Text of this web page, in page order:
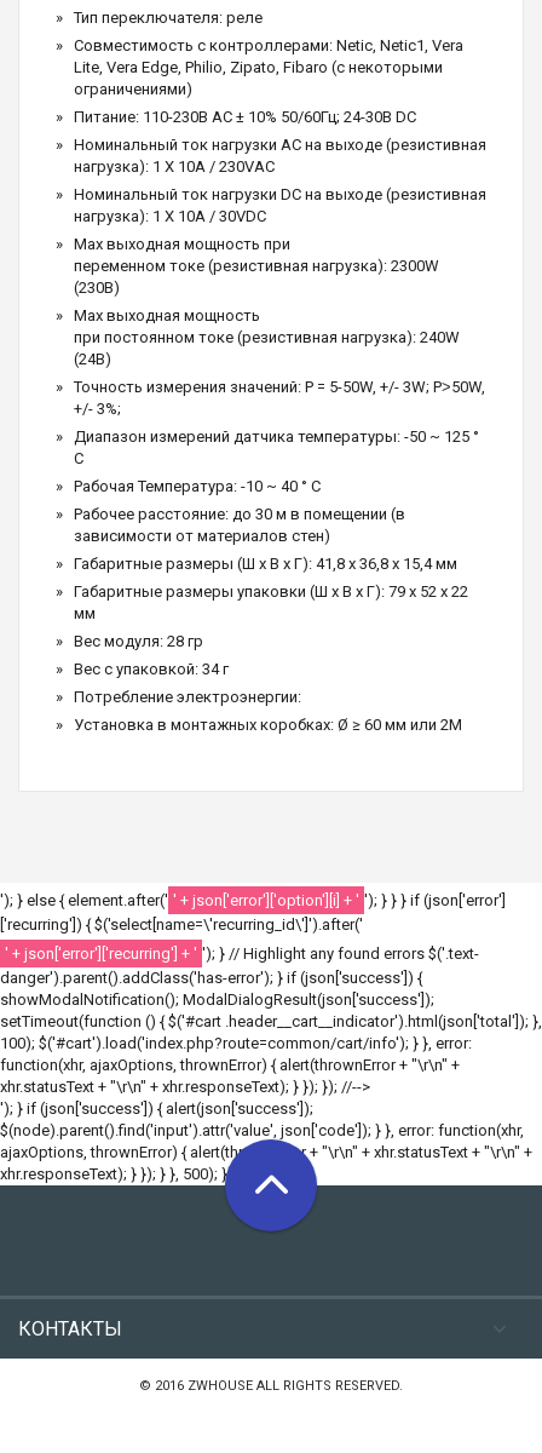
Тип переключателя: реле
Совместимость с контроллерами: Netic, Netic1, Vera
Lite, Vera Edge, Philio, Zipato, Fibaro (с некоторыми
ограничениями)
Питание: 110-230В АС ± 10% 50/60Гц; 24-30В DC
Номинальный ток нагрузки AC на выходе (резистивная
нагрузка): 1 X 10A / 230VAC
Номинальный ток нагрузки DC на выходе (резистивная
нагрузка): 1 X 10A / 30VDC
Max выходная мощность при
переменном токе (резистивная нагрузка): 2300W
(230В)
Max выходная мощность
при постоянном токе (резистивная нагрузка): 240W
(24В)
Точность измерения значений: P = 5-50W, +/- 3W; P˃50W,
+/- 3%;
Диапазон измерений датчика температуры: -50 ~ 125 °
C
Рабочая Температура: -10 ~ 40 ° C
Рабочее расстояние: до 30 м в помещении (в
зависимости от материалов стен)
Габаритные размеры (Ш х В х Г): 41,8 х 36,8 х 15,4 мм
Габаритные размеры упаковки (Ш х В х Г): 79 х 52 х 22
мм
Вес модуля: 28 гр
Вес с упаковкой: 34 г
Потребление электроэнергии:
Установка в монтажных коробках: Ø ≥ 60 мм или 2M
'); } else { element.after(' ' + json['error']['option'][i] + ' '); } } } if (json['error']
['recurring']) { $('select[name=\'recurring_id\']').after('
' + json['error']['recurring'] + ' '); } // Highlight any found errors $('.text-
danger').parent().addClass('has-error'); } if (json['success']) {
showModalNotification(); ModalDialogResult(json['success']);
setTimeout(function () { $('#cart .header__cart__indicator').html(json['total']); },
100); $('#cart').load('index.php?route=common/cart/info'); } }, error:
function(xhr, ajaxOptions, thrownError) { alert(thrownError + "\r\n" +
xhr.statusText + "\r\n" + xhr.responseText); } }); }); //-->
'); } if (json['success']) { alert(json['success']);
$(node).parent().find('input').attr('value', json['code']); } }, error: function(xhr,
ajaxOptions, thrownError) { alert(thrownError + "\r\n" + xhr.statusText + "\r\n" +
xhr.responseText); } }); } }, 500); }); //-->
КОНТАКТЫ
© 2016 ZWHOUSE ALL RIGHTS RESERVED.